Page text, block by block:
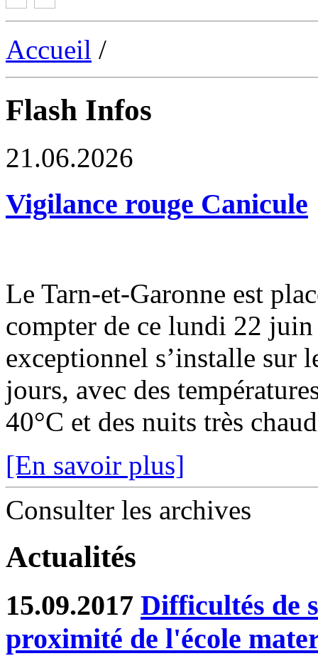
Accueil /
Flash Infos
21.06.2026
Vigilance rouge Canicule
Le Tarn-et-Garonne est
compter de ce lundi 22
exceptionnel s’installe sur
jours, avec des
40°C et des nuits très
[En savoir plus]
Consulter les archives
Actualités
15.09.2017 Difficultés de
proximité de l'école